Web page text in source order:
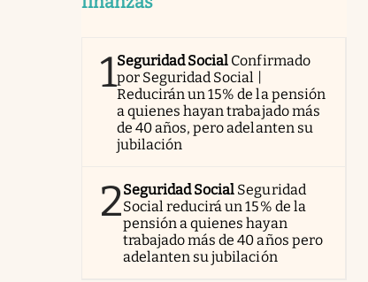
1Seguridad Social Confirmado
por Seguridad Social |
Reducirán un 15% de la pensión
a quienes hayan trabajado más
de 40 años, pero adelanten su
jubilación
2Seguridad Social Seguridad
Social reducirá un 15% de la
pensión a quienes hayan
trabajado más de 40 años pero
adelanten su jubilación